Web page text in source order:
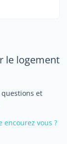
le logement
questions et
encourez vous ?